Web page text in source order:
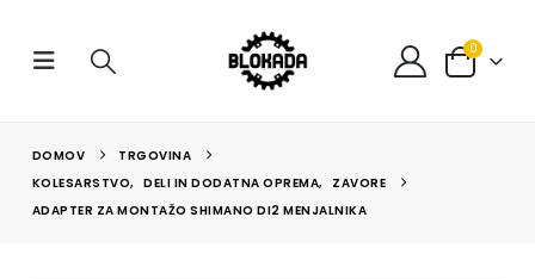
0
DOMOV
TRGOVINA
KOLESARSTVO, DELI IN DODATNA OPREMA,
ZAVORE
ADAPTER ZA MONTAŽO SHIMANO DI2 MENJALNIKA